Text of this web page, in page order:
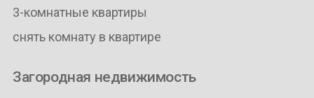
3-комнатные квартиры
снять комнату в квартире
Загородная недвижимость